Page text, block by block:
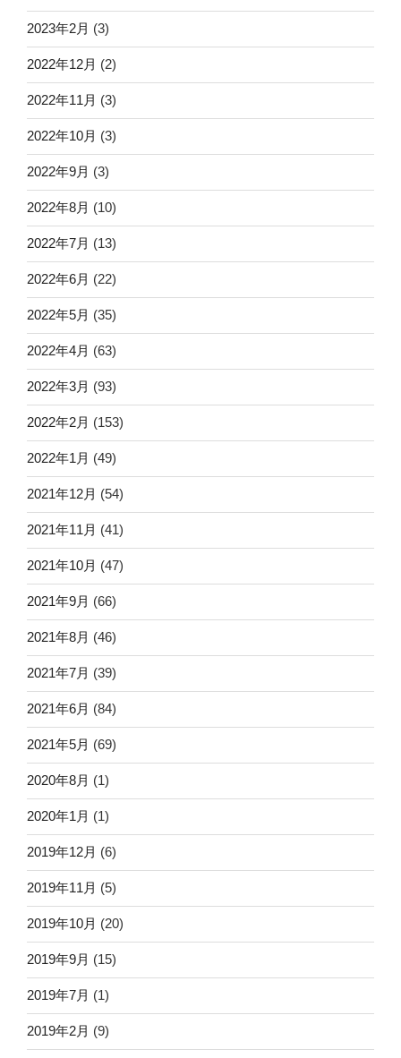
2023年2月 (3)
2022年12月 (2)
2022年11月 (3)
2022年10月 (3)
2022年9月 (3)
2022年8月 (10)
2022年7月 (13)
2022年6月 (22)
2022年5月 (35)
2022年4月 (63)
2022年3月 (93)
2022年2月 (153)
2022年1月 (49)
2021年12月 (54)
2021年11月 (41)
2021年10月 (47)
2021年9月 (66)
2021年8月 (46)
2021年7月 (39)
2021年6月 (84)
2021年5月 (69)
2020年8月 (1)
2020年1月 (1)
2019年12月 (6)
2019年11月 (5)
2019年10月 (20)
2019年9月 (15)
2019年7月 (1)
2019年2月 (9)